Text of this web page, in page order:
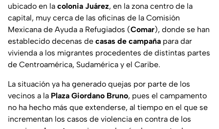
ubicado en la colonia Juárez, en la zona centro de la
capital, muy cerca de las oficinas de la Comisión
Mexicana de Ayuda a Refugiados (Comar), donde se han
establecido decenas de casas de campaña para dar
vivienda a los migrantes procedentes de distintas partes
de Centroamérica, Sudamérica y el Caribe.
La situación ya ha generado quejas por parte de los
vecinos a la Plaza Giordano Bruno, pues el campamento
no ha hecho más que extenderse, al tiempo en el que se
incrementan los casos de violencia en contra de los